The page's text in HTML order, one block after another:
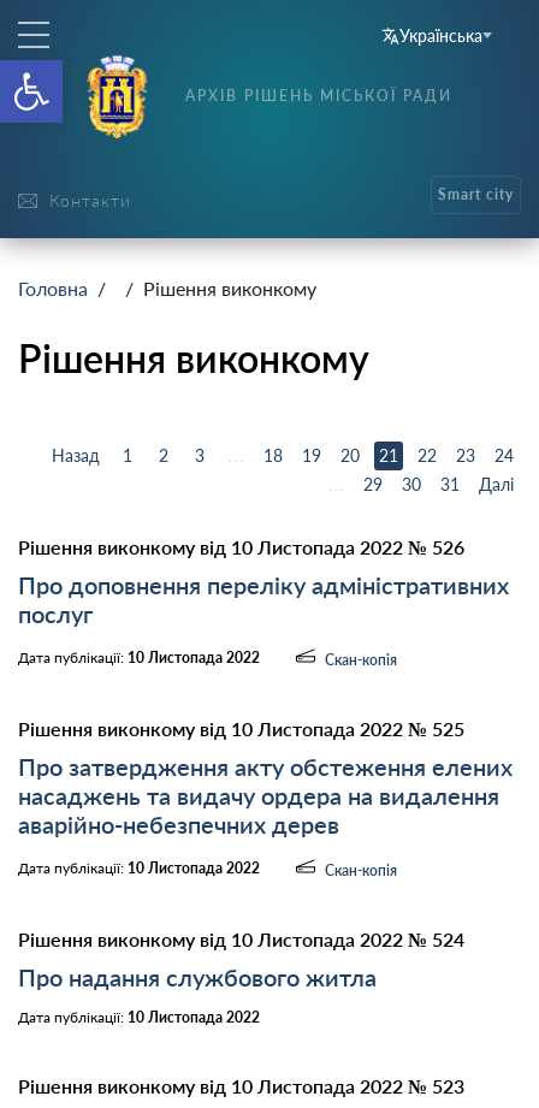
Відкрити Панель
Українська
Контакти
АРХІВ РІШЕНЬ МІСЬКОЇ РАДИ
Smart city
Головна / / Рішення виконкому
Рішення виконкому
Назад 1 2 3 18 19 20 21 22 23
24
29 30 31 Далі
Рішення виконкому від 10 Листопада 2022 № 526
Про доповнення переліку адміністративних
послуг
Дата публікації: 10 Листопада 2022 Скан-копія
Рішення виконкому від 10 Листопада 2022 № 525
Про затвердження акту обстеження елених
насаджень та видачу ордера на видалення
аварійно-небезпечних дерев
Дата публікації: 10 Листопада 2022 Скан-копія
Рішення виконкому від 10 Листопада 2022 № 524
Про надання службового житла
Дата публікації: 10 Листопада 2022
Рішення виконкому від 10 Листопада 2022 № 523